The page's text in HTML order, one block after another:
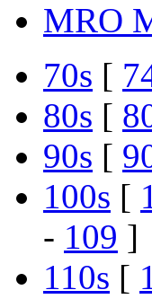
MRO
70s [
80s [
90s [
100s [
- 109 ]
110s [